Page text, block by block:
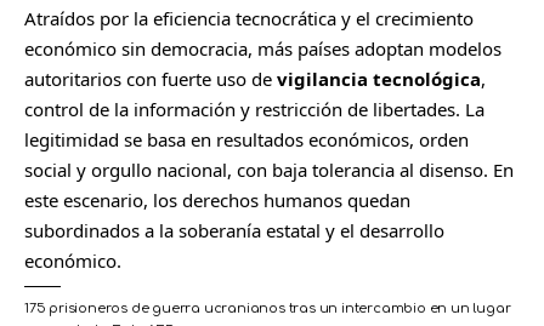
Atraídos por la eficiencia tecnocrática y el crecimiento
económico sin democracia, más países adoptan modelos
autoritarios con fuerte uso de vigilancia tecnológica,
control de la información y restricción de libertades. La
legitimidad se basa en resultados económicos, orden
social y orgullo nacional, con baja tolerancia al disenso. En
este escenario, los derechos humanos quedan
subordinados a la soberanía estatal y el desarrollo
económico.
175 prisioneros de guerra ucranianos tras un intercambio en un lugar